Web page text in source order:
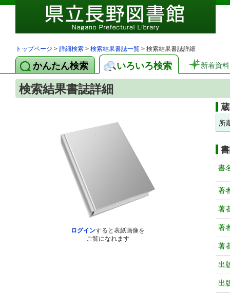
トップページ > 詳細検索 > 検索結果書誌一覧 > 検索結果書誌詳細
かんたん検索 いろいろ検索 新着資料
検索結果書誌詳細
ログインすると表紙画像を
ご覧になれます
所
書
著
著
著
著
出
出